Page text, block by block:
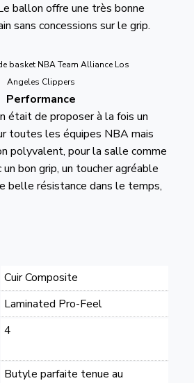
ballon offre une très bonne
sans concessions sur le grip.
Performance
était de proposer à la fois un
toutes les équipes NBA mais
polyvalent, pour la salle comme
bon grip, un toucher agréable
belle résistance dans le temps,
Cuir Composite
Laminated Pro-Feel
4
Butyle parfaite tenue au